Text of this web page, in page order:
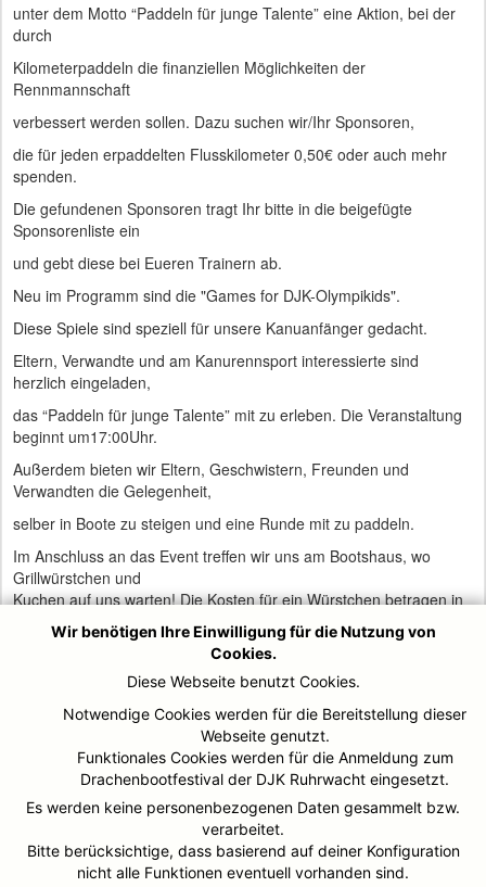
unter dem Motto “Paddeln für junge Talente” eine Aktion, bei der
durch
Kilometerpaddeln die finanziellen Möglichkeiten der
Rennmannschaft
verbessert werden sollen. Dazu suchen wir/Ihr Sponsoren,
die für jeden erpaddelten Flusskilometer 0,50€ oder auch mehr
spenden.
Die gefundenen Sponsoren tragt Ihr bitte in die beigefügte
Sponsorenliste ein
und gebt diese bei Eueren Trainern ab.
Neu im Programm sind die "Games for DJK-Olympikids".
Diese Spiele sind speziell für unsere Kanuanfänger gedacht.
Eltern, Verwandte und am Kanurennsport interessierte sind
herzlich eingeladen,
das “Paddeln für junge Talente” mit zu erleben. Die Veranstaltung
beginnt um17:00Uhr.
Außerdem bieten wir Eltern, Geschwistern, Freunden und
Verwandten die Gelegenheit,
selber in Boote zu steigen und eine Runde mit zu paddeln.
Im Anschluss an das Event treffen wir uns am Bootshaus, wo
Grillwürstchen und
Kuchen auf uns warten! Die Kosten für ein Würstchen betragen in
diesem Jahr 3,50€,
die Getränkekosten sind ebenfalls von Euch oder den Eltern zu
Beginn: 17:00 Uhr
Max, Franz, Carmen, Jens & Silke
Kanurennsport DJK Ruhrwacht e.V.
Wir benötigen Ihre Einwilligung für die Nutzung von
Cookies.
Diese Webseite benutzt Cookies.
Notwendige Cookies werden für die Bereitstellung dieser
Webseite genutzt.
Funktionales Cookies werden für die Anmeldung zum
Drachenbootfestival der DJK Ruhrwacht eingesetzt.
Es werden keine personenbezogenen Daten gesammelt bzw.
verarbeitet.
Bitte berücksichtige, dass basierend auf deiner Konfiguration
nicht alle Funktionen eventuell vorhanden sind.